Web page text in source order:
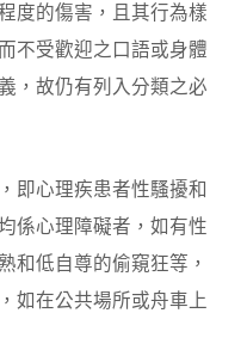
度的傷害，且其行為樣
不受歡迎之口語或身體
，故仍有列入分類之必
即心理疾患者性騷擾和
係心理障礙者，如有性
和低自尊的偷窺狂等，
如在公共場所或舟車上